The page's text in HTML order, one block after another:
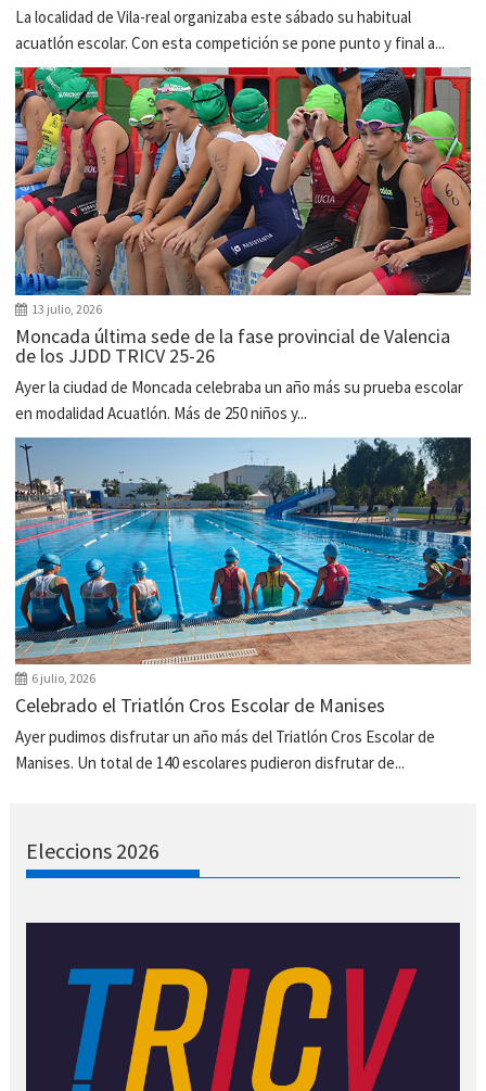
La localidad de Vila-real organizaba este sábado su habitual
acuatlón escolar. Con esta competición se pone punto y final a...
13 julio, 2026
Moncada última sede de la fase provincial de Valencia
de los JJDD TRICV 25-26
Ayer la ciudad de Moncada celebraba un año más su prueba escolar
en modalidad Acuatlón. Más de 250 niños y...
6 julio, 2026
Celebrado el Triatlón Cros Escolar de Manises
Ayer pudimos disfrutar un año más del Triatlón Cros Escolar de
Manises. Un total de 140 escolares pudieron disfrutar de...
Eleccions 2026